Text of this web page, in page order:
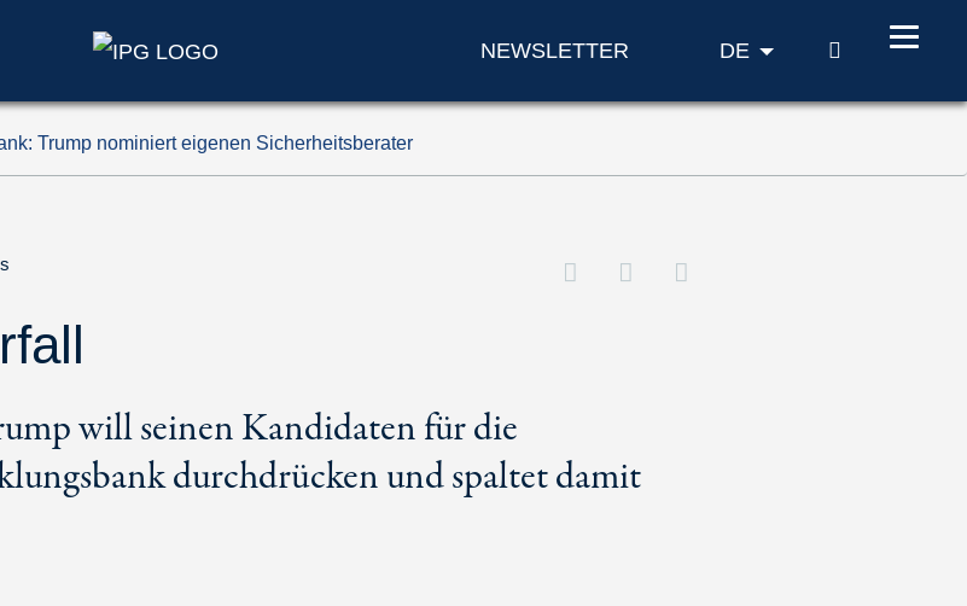
NEWSLETTER DE SUCHE
Trump nominiert eigenen Sicherheitsberater
will seinen Kandidaten für die
durchdrücken und spaltet damit